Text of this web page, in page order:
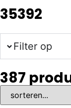
35392
Filter op
387